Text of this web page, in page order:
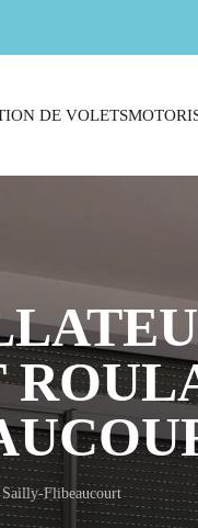
DE VOLETS
Sailly-Flibeaucourt